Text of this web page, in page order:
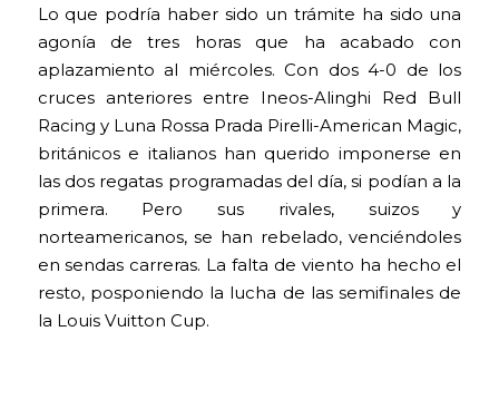
Lo que podría haber sido un trámite ha sido una
agonía de tres horas que ha acabado con
aplazamiento al miércoles. Con dos 4-0 de los
cruces anteriores entre Ineos-Alinghi Red Bull
Racing y Luna Rossa Prada Pirelli-American Magic,
británicos e italianos han querido imponerse en
las dos regatas programadas del día, si podían a la
primera. Pero sus rivales, suizos y
norteamericanos, se han rebelado, venciéndoles
en sendas carreras. La falta de viento ha hecho el
resto, posponiendo la lucha de las semifinales de
la Louis Vuitton Cup.